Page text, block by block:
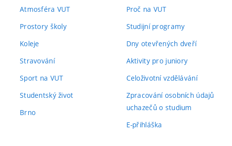
Atmosféra VUT
Prostory školy
Koleje
Stravování
Sport na VUT
Studentský život
Brno
Proč na VUT
Studijní programy
Dny otevřených dveří
Aktivity pro juniory
Celoživotní vzdělávání
Zpracování osobních údajů
uchazečů o studium
E-přihláška